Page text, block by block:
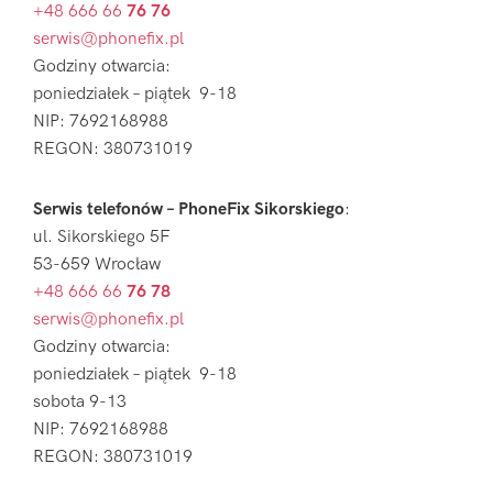
+48 666 66 76 76
serwis@phonefix.pl
Godziny otwarcia:
poniedziałek – piątek 9-18
NIP: 7692168988
REGON: 380731019
Serwis telefonów – PhoneFix Sikorskiego:
ul. Sikorskiego 5F
53-659 Wrocław
+48 666 66 76 78
serwis@phonefix.pl
Godziny otwarcia:
poniedziałek – piątek 9-18
sobota 9-13
NIP: 7692168988
REGON: 380731019